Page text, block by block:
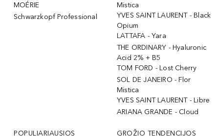
MOÉRIE
Schwarzkopf Professional
Mistica
YVES SAINT LAURENT - Black
Opium
LATTAFA - Yara
THE ORDINARY - Hyaluronic
Acid 2% + B5
TOM FORD - Lost Cherry
SOL DE JANEIRO - Flor
Mistica
YVES SAINT LAURENT - Libre
ARIANA GRANDE - Cloud
POPULIARIAUSIOS
GROŽIO TENDENCIJOS